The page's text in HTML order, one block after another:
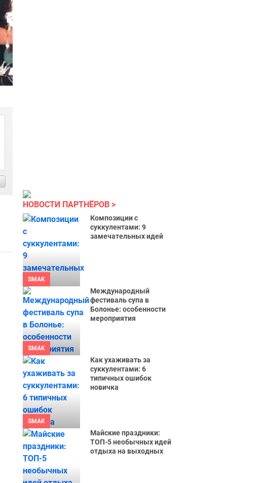
НОВОСТИ ПАРТНЁРОВ
SMAK
Композиции с
суккулентами: 9
замечательных идей
SMAK
Международный
фестиваль супа в
Болонье: особенности
мероприятия
SMAK
Как ухаживать за
суккулентами: 6
типичных ошибок
новичка
Майские праздники:
ТОП-5 необычных идей
отдыха на выходных